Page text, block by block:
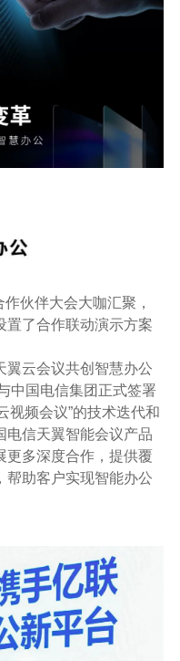
伙伴大会大咖汇聚，
置了合作联动演示方案
翼云会议共创智慧办公
中国电信集团正式签署
视频会议”的技术迭代和
电信天翼智能会议产品
更多深度合作，提供覆
帮助客户实现智能办公